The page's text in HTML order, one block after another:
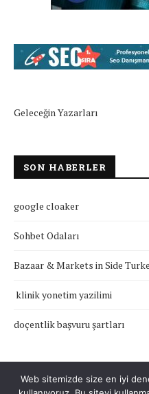
Geleceğin Yazarları
SON HABERLER
google cloaker
Sohbet Odaları
Bazaar & Markets in Side
klinik yonetim yazilimi
doçentlik başvuru şartları
Web sitemizde size en iyi